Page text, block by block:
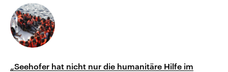
„Seehofer hat nicht nur die humanitäre Hilfe im